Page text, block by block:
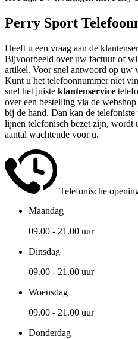
Perry Sport
Heeft u een vraag aan de
Bijvoorbeeld over uw factuur of
artikel. Voor snel antwoord op uw
Kunt u het telefoonnummer niet
snel het juiste klantenservice
over een bestelling via de
bij de hand. Dan kan de
lijnen telefonisch bezet zijn, wordt
aantal wachtende voor u.
Telefonische
Maandag
09.00 - 21.00 uur
Dinsdag
09.00 - 21.00 uur
Woensdag
09.00 - 21.00 uur
Donderdag